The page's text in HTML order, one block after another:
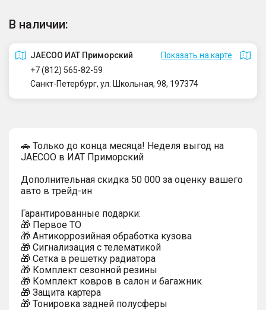
В наличии:
JAECOO ИАТ Приморский
Показать на карте
+7 (812) 565-82-59
Санкт-Петербург, ул. Школьная, 98, 197374
🚗 Только до конца месяца! Неделя выгод на
JAECOO в ИАТ Приморский
Дополнительная скидка 50 000 за оценку вашего
авто в трейд-ин
Гарантированные подарки:
🎁 Первое ТО
🎁 Антикоррозийная обработка кузова
🎁 Сигнализация с телематикой
🎁 Сетка в решетку радиатора
🎁 Комплект сезонной резины
🎁 Комплект ковров в салон и багажник
🎁 Защита картера
🎁 Тонировка задней полусферы